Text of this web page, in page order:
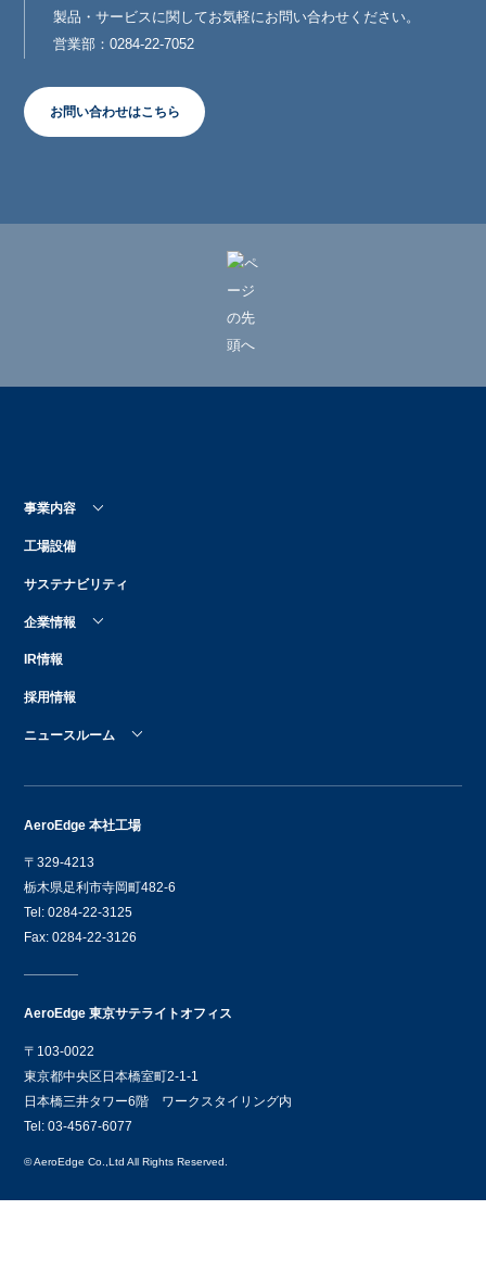
製品・サービスに関してお気軽にお問い合わせください。
営業部：0284-22-7052
お問い合わせはこちら
事業内容
工場設備
サステナビリティ
企業情報
IR情報
採用情報
ニュースルーム
AeroEdge 本社工場
〒329-4213
栃木県足利市寺岡町482-6
Tel: 0284-22-3125
Fax: 0284-22-3126
AeroEdge 東京サテライトオフィス
〒103-0022
東京都中央区日本橋室町2-1-1
日本橋三井タワー6階 ワークスタイリング内
Tel: 03-4567-6077
© AeroEdge Co.,Ltd All Rights Reserved.